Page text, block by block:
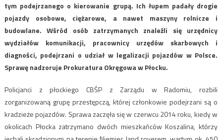
tym podejrzanego o kierowanie grupą. Ich łupem padały drogie
pojazdy osobowe, ciężarowe, a nawet maszyny rolnicze i
budowlane. Wśród osób zatrzymanych znaleźli się urzędnicy
wydziałów komunikacji, pracownicy urzędów skarbowych i
diagności, podejrzani o udział w legalizacji pojazdów w Polsce.
Sprawę nadzoruje Prokuratura Okręgowa w Płocku.
Policjanci z płockiego CBŚP z Zarządu w Radomiu, rozbili
zorganizowaną grupę przestępczą, której członkowie podejrzani są o
kradzieże pojazdów. Sprawa zaczęła się w czerwcu 2014 roku, kiedy w
okolicach Płocka zatrzymano dwóch mieszkańców Koszalina, którzy